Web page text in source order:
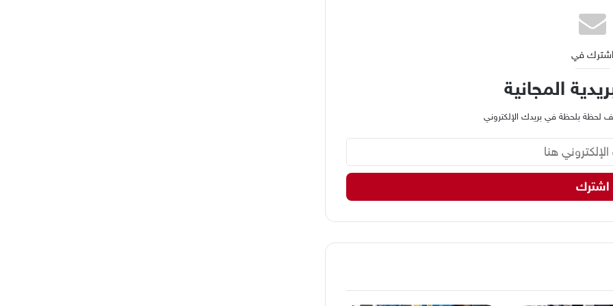
اشترك في
المجانية
لحظة بلحظة في بريدك الإلكتروني